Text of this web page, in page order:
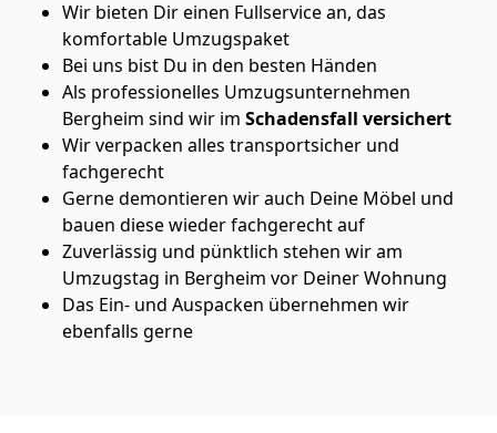
Wir bieten Dir einen Fullservice an, das
komfortable Umzugspaket
Bei uns bist Du in den besten Händen
Als professionelles Umzugsunternehmen
Bergheim sind wir im Schadensfall versichert
Wir verpacken alles transportsicher und
fachgerecht
Gerne demontieren wir auch Deine Möbel und
bauen diese wieder fachgerecht auf
Zuverlässig und pünktlich stehen wir am
Umzugstag in Bergheim vor Deiner Wohnung
Das Ein- und Auspacken übernehmen wir
ebenfalls gerne